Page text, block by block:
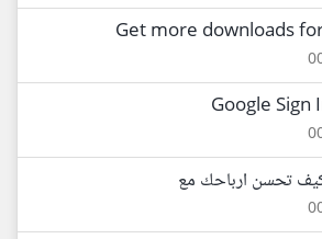
Get more downloads
Google Sign